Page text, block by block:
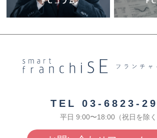
TEL 03-6823-
平日 9:00〜18:00（祝日を除く